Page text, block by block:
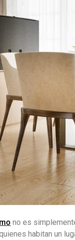
no es
habitan un